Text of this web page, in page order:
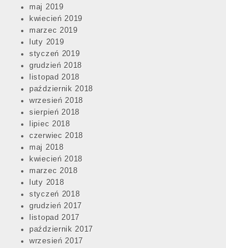
maj 2019
kwiecień 2019
marzec 2019
luty 2019
styczeń 2019
grudzień 2018
listopad 2018
październik 2018
wrzesień 2018
sierpień 2018
lipiec 2018
czerwiec 2018
maj 2018
kwiecień 2018
marzec 2018
luty 2018
styczeń 2018
grudzień 2017
listopad 2017
październik 2017
wrzesień 2017